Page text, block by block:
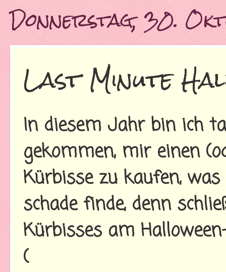
Donnerstag, 30.
Last Minute
In diesem Jahr bin ich
gekommen, mir einen
Kürbisse zu kaufen,
schade finde, denn
Kürbisses am
(